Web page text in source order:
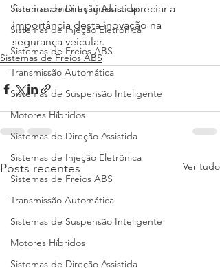
Sistemas de Direção Assistida
Sistemas de Injeção Eletrônica
Sistemas de Freios ABS
Transmissão Automática
Sistemas de Suspensão Inteligente
Motores Híbridos
Sistemas de Direção Assistida
Sistemas de Injeção Eletrônica
Sistemas de Freios ABS
Transmissão Automática
Sistemas de Suspensão Inteligente
Motores Híbridos
Sistemas de Direção Assistida
funcionamento ajuda a apreciar a
importância desta inovação na
segurança veicular.
Sistemas de Freios ABS
Posts recentes Ver tudo